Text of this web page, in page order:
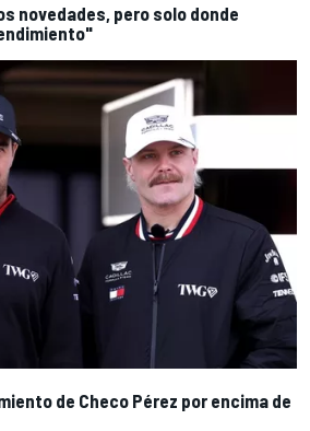
novedades, pero solo donde
de Checo Pérez por encima de